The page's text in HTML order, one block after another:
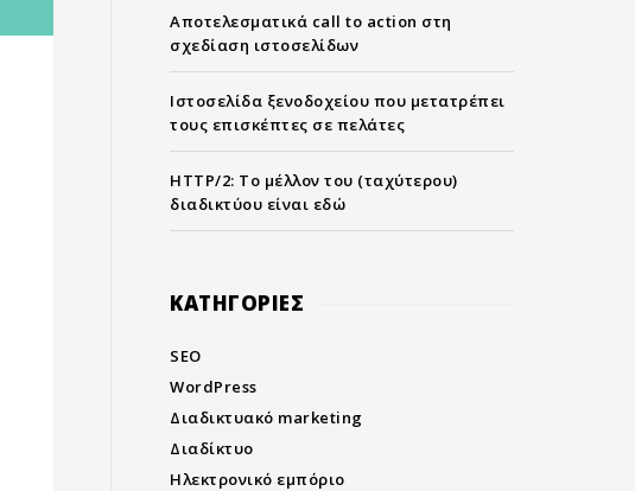
Αποτελεσματικά call to action στη
σχεδίαση ιστοσελίδων
Ιστοσελίδα ξενοδοχείου που μετατρέπει
τους επισκέπτες σε πελάτες
HTTP/2: Το μέλλον του (ταχύτερου)
διαδικτύου είναι εδώ
KΑΤΗΓΟΡΙΕΣ
SEO
WordPress
Διαδικτυακό marketing
Διαδίκτυο
Ηλεκτρονικό εμπόριο